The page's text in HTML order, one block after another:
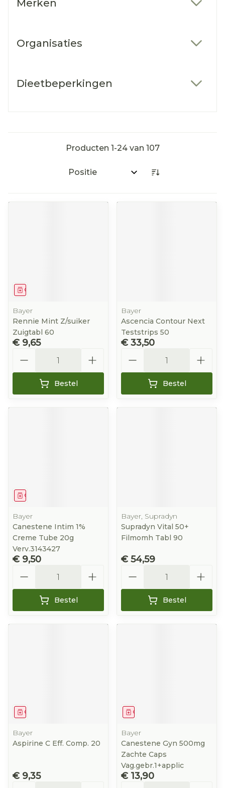
Merken
Organisaties
Dieetbeperkingen
Producten 1-24van 107
Sorteer op:
Geneesmiddel
Bayer
Rennie Mint Z/suiker
Zuigtabl 60
€ 9,65
Bestel
Bayer
Ascencia Contour Next
Teststrips 50
€ 33,50
Bestel
Geneesmiddel
Bayer
Canestene Intim 1%
Creme Tube 20g
Verv.3143427
€ 9,50
Bestel
Bayer, Supradyn
Supradyn Vital 50+
Filmomh Tabl 90
€ 54,59
Bestel
Geneesmiddel
Bayer
Aspirine C Eff. Comp. 20
€ 9,35
Geneesmiddel
Bayer
Canestene Gyn 500mg
Zachte Caps
Vag.gebr.1+applic
€ 13,90